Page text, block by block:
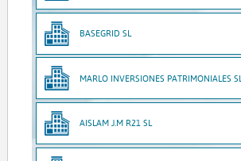
BASEGRID SL
MARLO INVERSIONES PATRIMONIALES SL
AISLAM J.M R21 SL